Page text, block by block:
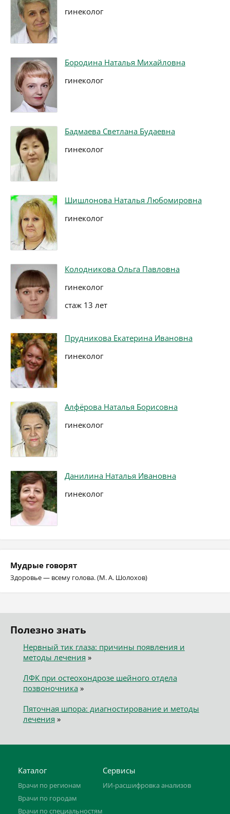
гинеколог
Бородина Наталья Михайловна
гинеколог
Бадмаева Светлана Будаевна
гинеколог
Шишлонова Наталья Любомировна
гинеколог
Колодникова Ольга Павловна
гинеколог
стаж 13 лет
Прудникова Екатерина Ивановна
гинеколог
Алфёрова Наталья Борисовна
гинеколог
Данилина Наталья Ивановна
гинеколог
Мудрые говорят
Здоровье — всему голова. (М. А. Шолохов)
Полезно знать
Нервный тик глаза: причины появления и
методы лечения »
ЛФК при остеохондрозе шейного отдела
позвоночника»
Пяточная шпора: диагностирование и методы
лечения »
Каталог
Врачи по регионам
Врачи по городам
Врачи по специальностям
Сервисы
ИИ-расшифровка анализов